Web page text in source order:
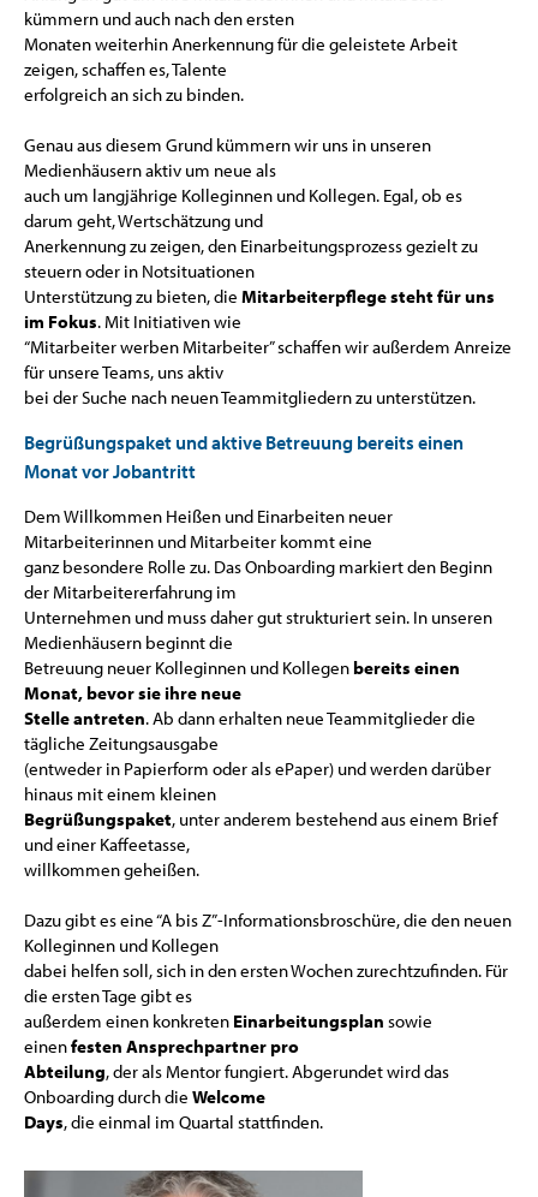
kümmern und auch nach den ersten
Monaten weiterhin Anerkennung für die geleistete Arbeit
zeigen, schaffen es, Talente
erfolgreich an sich zu binden.
Genau aus diesem Grund kümmern wir uns in unseren
Medienhäusern aktiv um neue als
auch um langjährige Kolleginnen und Kollegen. Egal, ob es
darum geht, Wertschätzung und
Anerkennung zu zeigen, den Einarbeitungsprozess gezielt zu
steuern oder in Notsituationen
Unterstützung zu bieten, die Mitarbeiterpflege steht für uns
im Fokus. Mit Initiativen wie
“Mitarbeiter werben Mitarbeiter” schaffen wir außerdem Anreize
für unsere Teams, uns aktiv
bei der Suche nach neuen Teammitgliedern zu unterstützen.
Begrüßungspaket und aktive Betreuung bereits einen
Monat vor Jobantritt
Dem Willkommen Heißen und Einarbeiten neuer
Mitarbeiterinnen und Mitarbeiter kommt eine
ganz besondere Rolle zu. Das Onboarding markiert den Beginn
der Mitarbeitererfahrung im
Unternehmen und muss daher gut strukturiert sein. In unseren
Medienhäusern beginnt die
Betreuung neuer Kolleginnen und Kollegenbereits einen
Monat, bevor sie ihre neue
Stelle antreten. Ab dann erhalten neue Teammitglieder die
tägliche Zeitungsausgabe
(entweder in Papierform oder als ePaper) und werden darüber
hinaus mit einem kleinen
Begrüßungspaket, unter anderem bestehend aus einem Brief
und einer Kaffeetasse,
willkommen geheißen.
Dazu gibt es eine “A bis Z”-Informationsbroschüre, die den neuen
Kolleginnen und Kollegen
dabei helfen soll, sich in den ersten Wochen zurechtzufinden. Für
die ersten Tage gibt es
außerdem einen konkreten Einarbeitungsplan sowie
einenfesten Ansprechpartner pro
Abteilung, der als Mentor fungiert. Abgerundet wird das
Onboarding durch die Welcome
Days, die einmal im Quartal stattfinden.